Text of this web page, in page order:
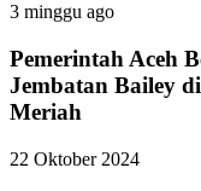
3 minggu ago
Pemerintah Aceh
Jembatan Bailey
Meriah
22 Oktober 2024